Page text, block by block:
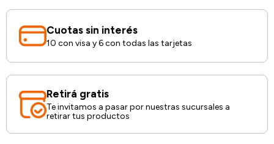
Cuotas sin interés
10 con visa y 6 con todas las tarjetas
Retirá gratis
Te invitamos a pasar por nuestras sucursales a
retirar tus productos